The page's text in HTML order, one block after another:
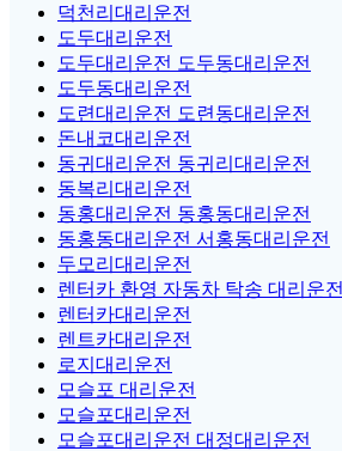
덕천리대리운전
도두대리운전
도두대리운전 도두동대리운전
도두동대리운전
도련대리운전 도련동대리운전
돈내코대리운전
동귀대리운전 동귀리대리운전
동복리대리운전
동홍대리운전 동홍동대리운전
동홍동대리운전 서홍동대리운전
두모리대리운전
렌터카 환영 자동차 탁송 대리운전
렌터카대리운전
렌트카대리운전
로지대리운전
모슬포 대리운전
모슬포대리운전
모슬포대리운전 대정대리운전